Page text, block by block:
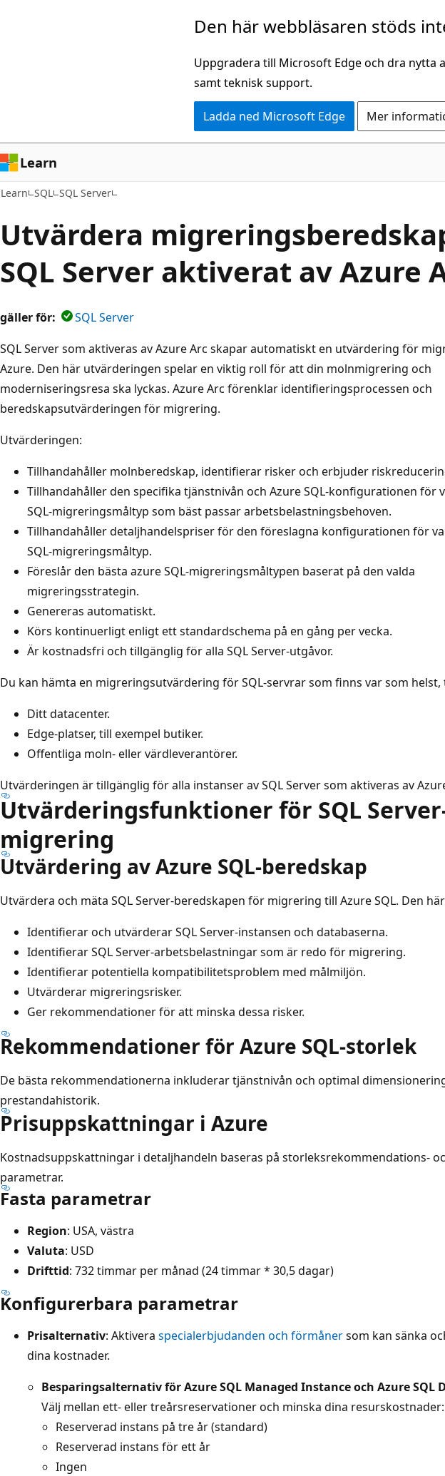
Den här webbläsaren stöds
Uppgradera till Microsoft Edge och dra nytta
samt teknisk support.
Ladda ned Microsoft Edge Mer
Learn
Learn SQL SQL Server
Utvärdera
SQL Server aktiverat av Azure
gäller för:
SQL Server
SQL Server som aktiveras av Azure Arc skapar automatiskt en utvärdering för
Azure. Den här utvärderingen spelar en viktig roll för att din molnmigrering och
moderniseringsresa ska lyckas. Azure Arc förenklar identifieringsprocessen och
beredskapsutvärderingen för migrering.
Utvärderingen:
Tillhandahåller molnberedskap, identifierar risker och erbjuder
Tillhandahåller den specifika tjänstnivån och Azure SQL-konfigurationen för
SQL-migreringsmåltyp som bäst passar arbetsbelastningsbehoven.
Tillhandahåller detaljhandelspriser för den föreslagna konfigurationen för
SQL-migreringsmåltyp.
Föreslår den bästa azure SQL-migreringsmåltypen baserat på den valda
migreringsstrategin.
Genereras automatiskt.
Körs kontinuerligt enligt ett standardschema på en gång per vecka.
Är kostnadsfri och tillgänglig för alla SQL Server-utgåvor.
Du kan hämta en migreringsutvärdering för SQL-servrar som finns var som helst,
Ditt datacenter.
Edge-platser, till exempel butiker.
Offentliga moln- eller värdleverantörer.
Utvärderingen är tillgänglig för alla instanser av SQL Server som aktiveras av
Utvärderingsfunktioner för SQL
migrering
Utvärdering av Azure SQL-beredskap
Utvärdera och mäta SQL Server-beredskapen för migrering till Azure SQL. Den
Identifierar och utvärderar SQL Server-instansen och databaserna.
Identifierar SQL Server-arbetsbelastningar som är redo för migrering.
Identifierar potentiella kompatibilitetsproblem med målmiljön.
Utvärderar migreringsrisker.
Ger rekommendationer för att minska dessa risker.
Rekommendationer för Azure SQL-storlek
De bästa rekommendationerna inkluderar tjänstnivån och optimal
prestandahistorik.
Prisuppskattningar i Azure
Kostnadsuppskattningar i detaljhandeln baseras på storleksrekommendations-
parametrar.
Fasta parametrar
Region: USA, västra
Valuta: USD
Drifttid: 732 timmar per månad (24 timmar * 30,5 dagar)
Konfigurerbara parametrar
Prisalternativ: Aktivera specialerbjudanden och förmånersom kan sänka
dina kostnader.
Besparingsalternativ för Azure SQL Managed Instance och Azure SQL
Välj mellan ett- eller treårsreservationer och minska dina resurskostnader:
Reserverad instans på tre år (standard)
Reserverad instans för ett år
Ingen